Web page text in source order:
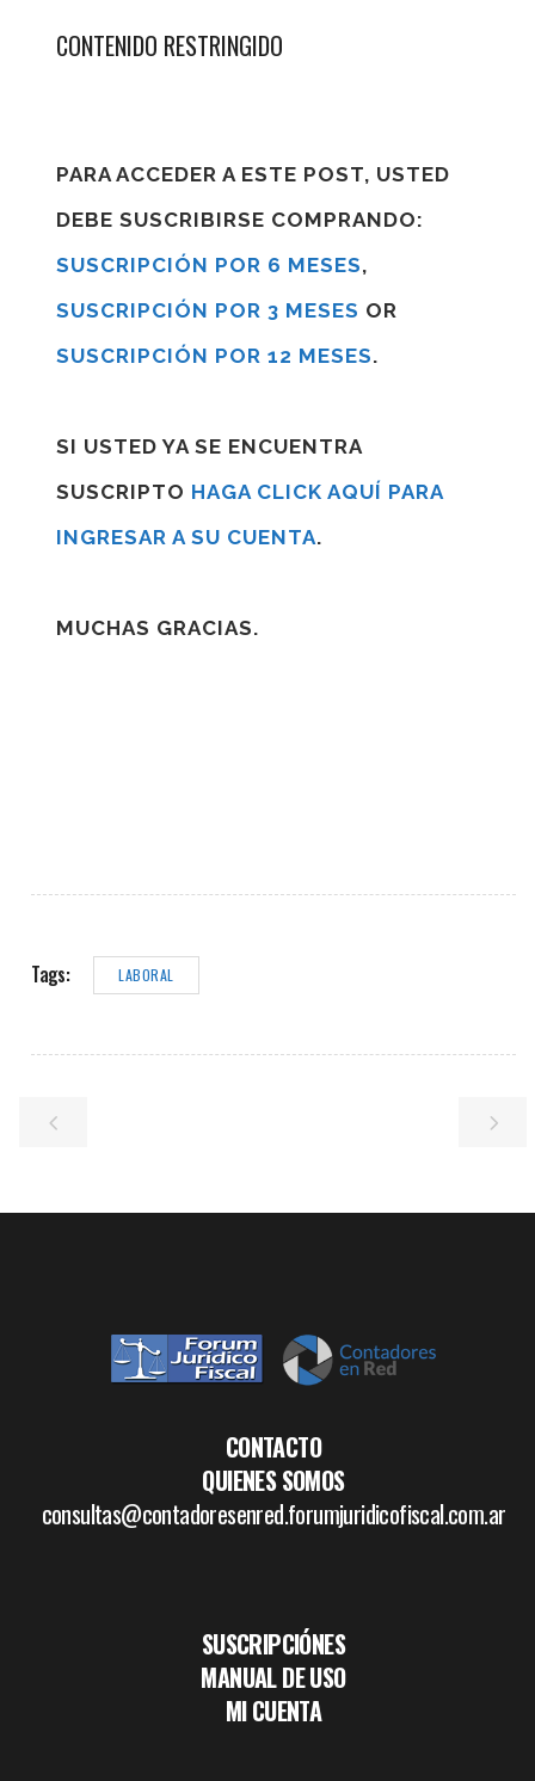
CONTENIDO RESTRINGIDO
PARA ACCEDER A ESTE POST, USTED
DEBE SUSCRIBIRSE COMPRANDO:
SUSCRIPCIÓN POR 6 MESES,
SUSCRIPCIÓN POR 3 MESES OR
SUSCRIPCIÓN POR 12 MESES.
SI USTED YA SE ENCUENTRA
SUSCRIPTO HAGA CLICK AQUÍ PARA
INGRESAR A SU CUENTA.
MUCHAS GRACIAS.
Tags: LABORAL
CONTACTO
QUIENES SOMOS
consultas@contadoresenred.forumjuridicofiscal.com.ar
SUSCRIPCIÓNES
MANUAL DE USO
MI CUENTA